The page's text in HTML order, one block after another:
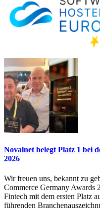
Novalnet belegt Platz 1 bei
2026
Wir freuen uns, bekannt zu
Commerce Germany Awards
Fintech mit dem ersten Platz
führenden